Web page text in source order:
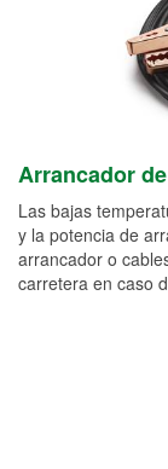
Arrancador
Las bajas
y la potencia de
arrancador o
carretera en caso